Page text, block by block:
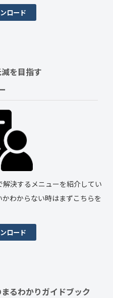
ロード
を目指す
決するメニューを紹介してい
わからない時はまずこちらを
ロード
まるわかりガイドブック